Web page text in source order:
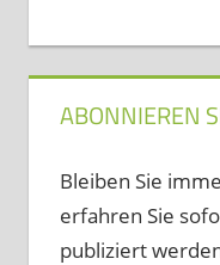
ABONNIEREN
Bleiben Sie
erfahren Sie
publiziert